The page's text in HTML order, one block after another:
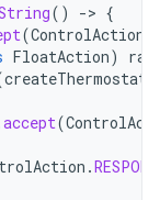
() -> {
(ControlAction
FloatAction)
createThermostat
accept(
.